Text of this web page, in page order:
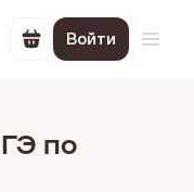
Перейти в
Войти
по